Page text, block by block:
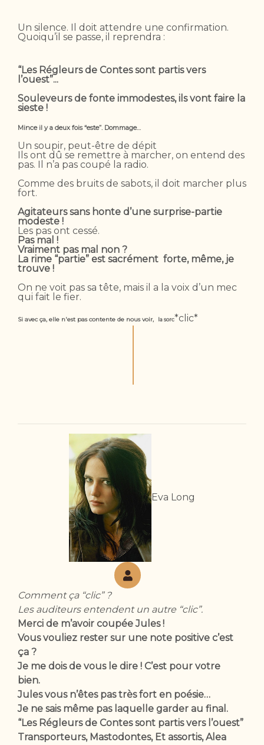
Un silence. Il doit attendre une confirmation.
Quoiqu’il se passe, il reprendra :
“Les Régleurs de Contes sont partis vers
l’ouest”...
Souleveurs de fonte immodestes, ils vont faire la
sieste !
Mince il y a deux fois “este”. Dommage…
Un soupir, peut-être de dépit
Ils ont dû se remettre à marcher, on entend des
pas. Il n’a pas coupé la radio.
Comme des bruits de sabots, il doit marcher plus
fort.
Agitateurs sans honte d’une surprise-partie
modeste !
Les pas ont cessé.
Pas mal !
Vraiment pas mal non ?
La rime “partie” est sacrément forte, même, je
trouve !
On ne voit pas sa tête, mais il a la voix d’un mec
qui fait le fier.
Si avec ça, elle n'est pas contente de nous voir, la sorc*clic*
Eva Long
Comment ça “clic” ?
Les auditeurs entendent un autre “clic”.
Merci de m’avoir coupée Jules !
Vous vouliez rester sur une note positive c’est
ça ?
Je me dois de vous le dire ! C’est pour votre
bien.
Jules vous n’êtes pas très fort en poésie…
Je ne sais même pas laquelle garder au final.
“Les Régleurs de Contes sont partis vers l’ouest”
Transporteurs, Mastodontes, Et assortis, Alea